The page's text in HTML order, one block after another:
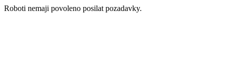
Roboti nemaji povoleno posilat pozadavky.